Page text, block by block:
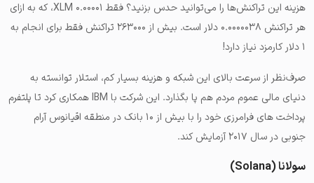
هزینه این تراکنش‌ها را می‌توانید حدس بزنید؟ فقط ۰.۰۰۰۰۱ XLM، که به ازای
هر تراکنش ۰.۰۰۰۰۰۳۸ دلار است. بیش از ۲۶۳۰۰۰ تراکنش فقط برای انجام به
۱ دلار کارمزد نیاز دارد!
صرف‌نظر از سرعت بالای این شبکه و هزینه بسیار کم، استلار توانسته به
دنیای مالی عموم مردم هم پا بگذارد. این شرکت با IBM همکاری کرد تا پلتفرم
پرداخت های فرامرزی خود را با بیش از ۱۰ بانک در منطقه اقیانوس آرام
جنوبی در سال ۲۰۱۷ آزمایش کند.
سولانا (Solana)